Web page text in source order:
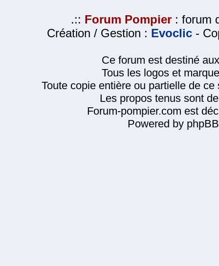
.:: Forum Pompier : forum
Création / Gestion : Evoclic -
Ce forum est destiné
Tous les logos et
Toute copie entière ou partielle de
Les propos tenus sont
Forum-pompier.com est
Powered by